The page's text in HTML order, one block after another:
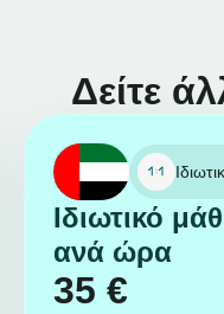
Δείτε
Ιδιωτικό
ανά ώρα
35 €